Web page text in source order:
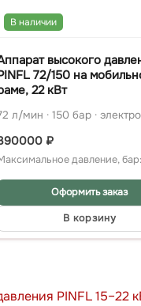
В наличии
высокого
72/150 на
22 кВт
л/мин · 150 бар ·
₽
давление,
Оформить заказ
В корзину
PINFL 15–22